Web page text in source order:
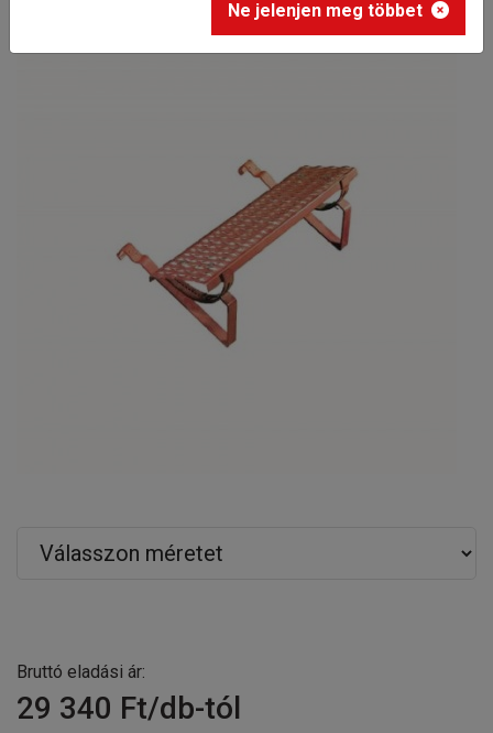
Bruttó eladási ár:
29 340 Ft/db-tól
Ne jelenjen meg többet